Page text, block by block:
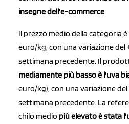
insegne dell'e-commerce.
Il prezzo medio della categoria
euro/kg, con una variazione del
settimana precedente. Il
mediamente più basso è l'uva
euro/kg), con una variazione del
settimana precedente. La
chilo medio più elevato è stata